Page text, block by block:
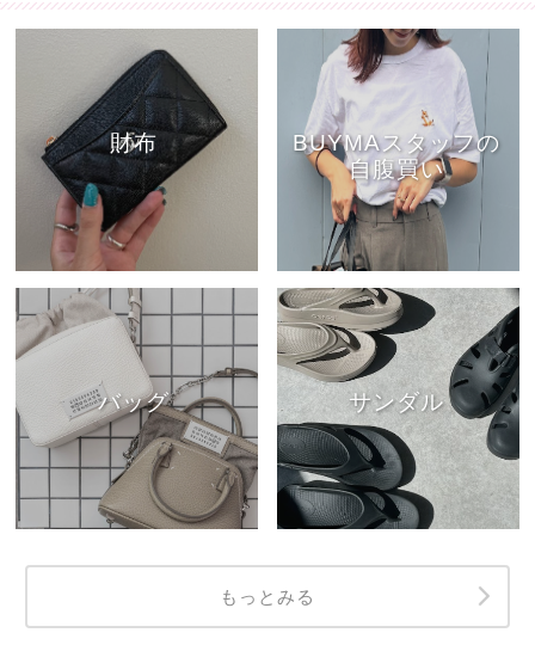
財布
BUYMAスタッフの
自腹買い
バッグ サンダル
もっとみる